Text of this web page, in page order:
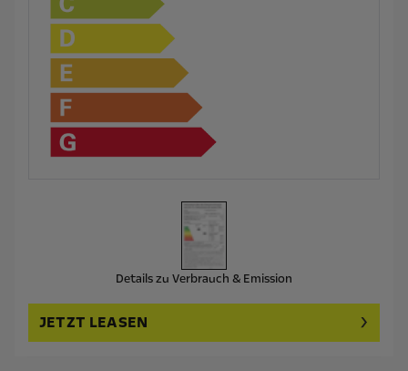
Details zu Verbrauch & Emission
JETZT LEASEN